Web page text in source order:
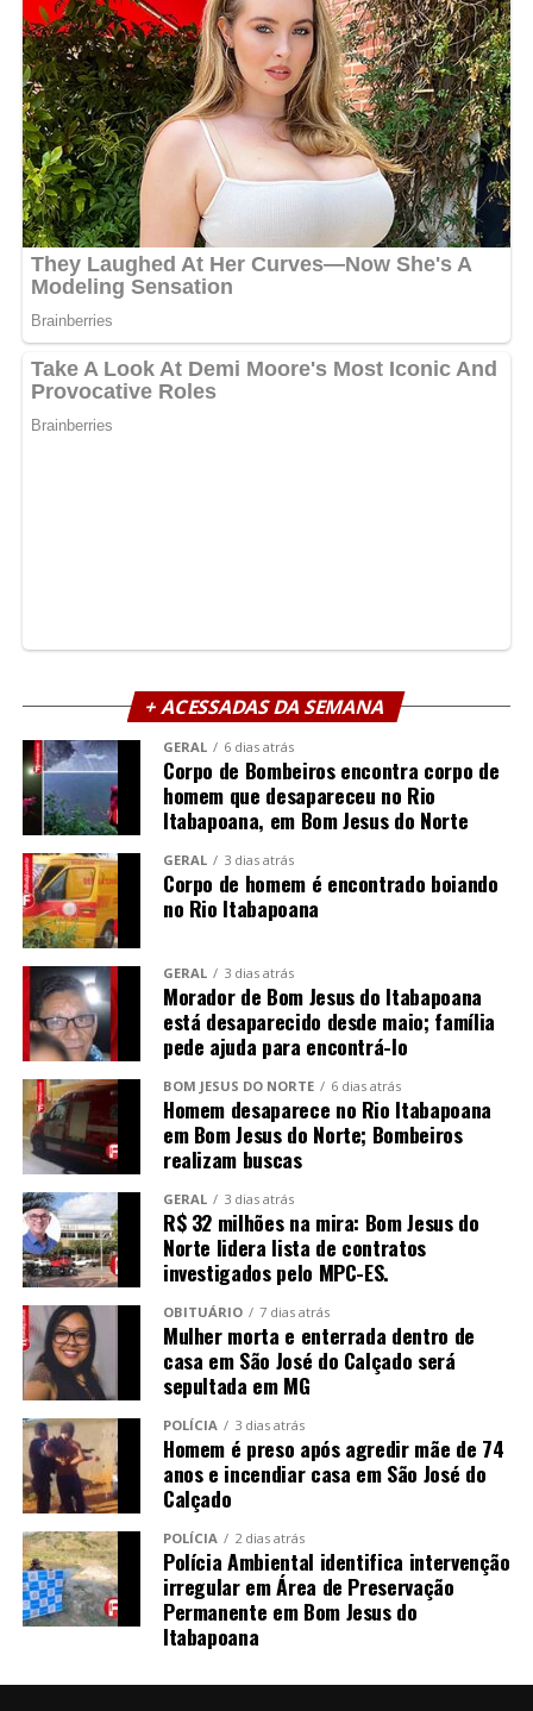
+ ACESSADAS DA SEMANA
GERAL 6 dias atrás
Corpo de Bombeiros encontra corpo de
homem que desapareceu no Rio
Itabapoana, em Bom Jesus do Norte
GERAL 3 dias atrás
Corpo de homem é encontrado boiando
no Rio Itabapoana
GERAL 3 dias atrás
Morador de Bom Jesus do Itabapoana
está desaparecido desde maio; família
pede ajuda para encontrá-lo
BOM JESUS DO NORTE 6 dias atrás
Homem desaparece no Rio Itabapoana
em Bom Jesus do Norte; Bombeiros
realizam buscas
GERAL 3 dias atrás
R$ 32 milhões na mira: Bom Jesus do
Norte lidera lista de contratos
investigados pelo MPC-ES.
OBITUÁRIO 7 dias atrás
Mulher morta e enterrada dentro de
casa em São José do Calçado será
sepultada em MG
POLÍCIA 3 dias atrás
Homem é preso após agredir mãe de 74
anos e incendiar casa em São José do
Calçado
POLÍCIA 2 dias atrás
Polícia Ambiental identifica intervenção
irregular em Área de Preservação
Permanente em Bom Jesus do
Itabapoana